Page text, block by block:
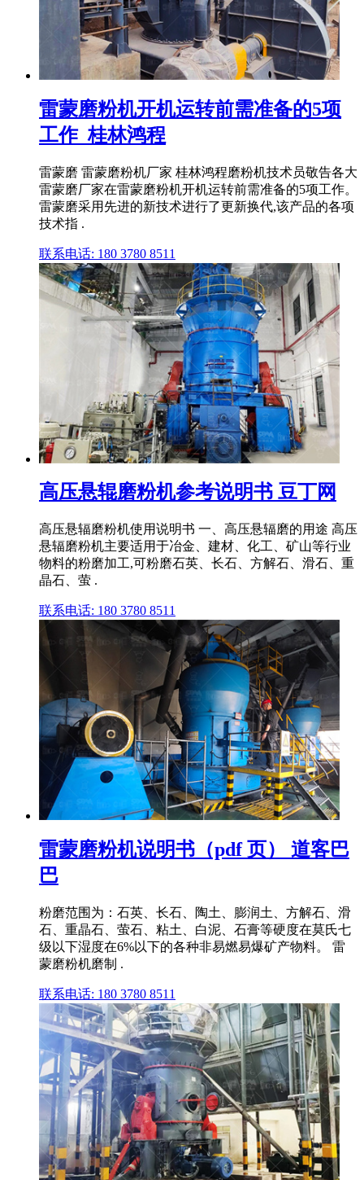
雷蒙磨粉机开机运转前需准备的5项
工作_桂林鸿程
雷蒙磨 雷蒙磨粉机厂家 桂林鸿程磨粉机技术员敬告各大
雷蒙磨厂家在雷蒙磨粉机开机运转前需准备的5项工作。
雷蒙磨采用先进的新技术进行了更新换代,该产品的各项
技术指 .
联系电话: 180 3780 8511
高压悬辊磨粉机参考说明书 豆丁网
高压悬辐磨粉机使用说明书 一、高压悬辐磨的用途 高压
悬辐磨粉机主要适用于冶金、建材、化工、矿山等行业
物料的粉磨加工,可粉磨石英、长石、方解石、滑石、重
晶石、萤 .
联系电话: 180 3780 8511
雷蒙磨粉机说明书（pdf 页） 道客巴
巴
粉磨范围为：石英、长石、陶土、膨润土、方解石、滑
石、重晶石、萤石、粘土、白泥、石膏等硬度在莫氏七
级以下湿度在6%以下的各种非易燃易爆矿产物料。 雷
蒙磨粉机磨制 .
联系电话: 180 3780 8511